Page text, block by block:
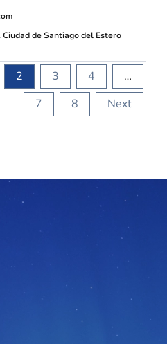
de Santiago del Estero
2 3 4
…
7
8 Next